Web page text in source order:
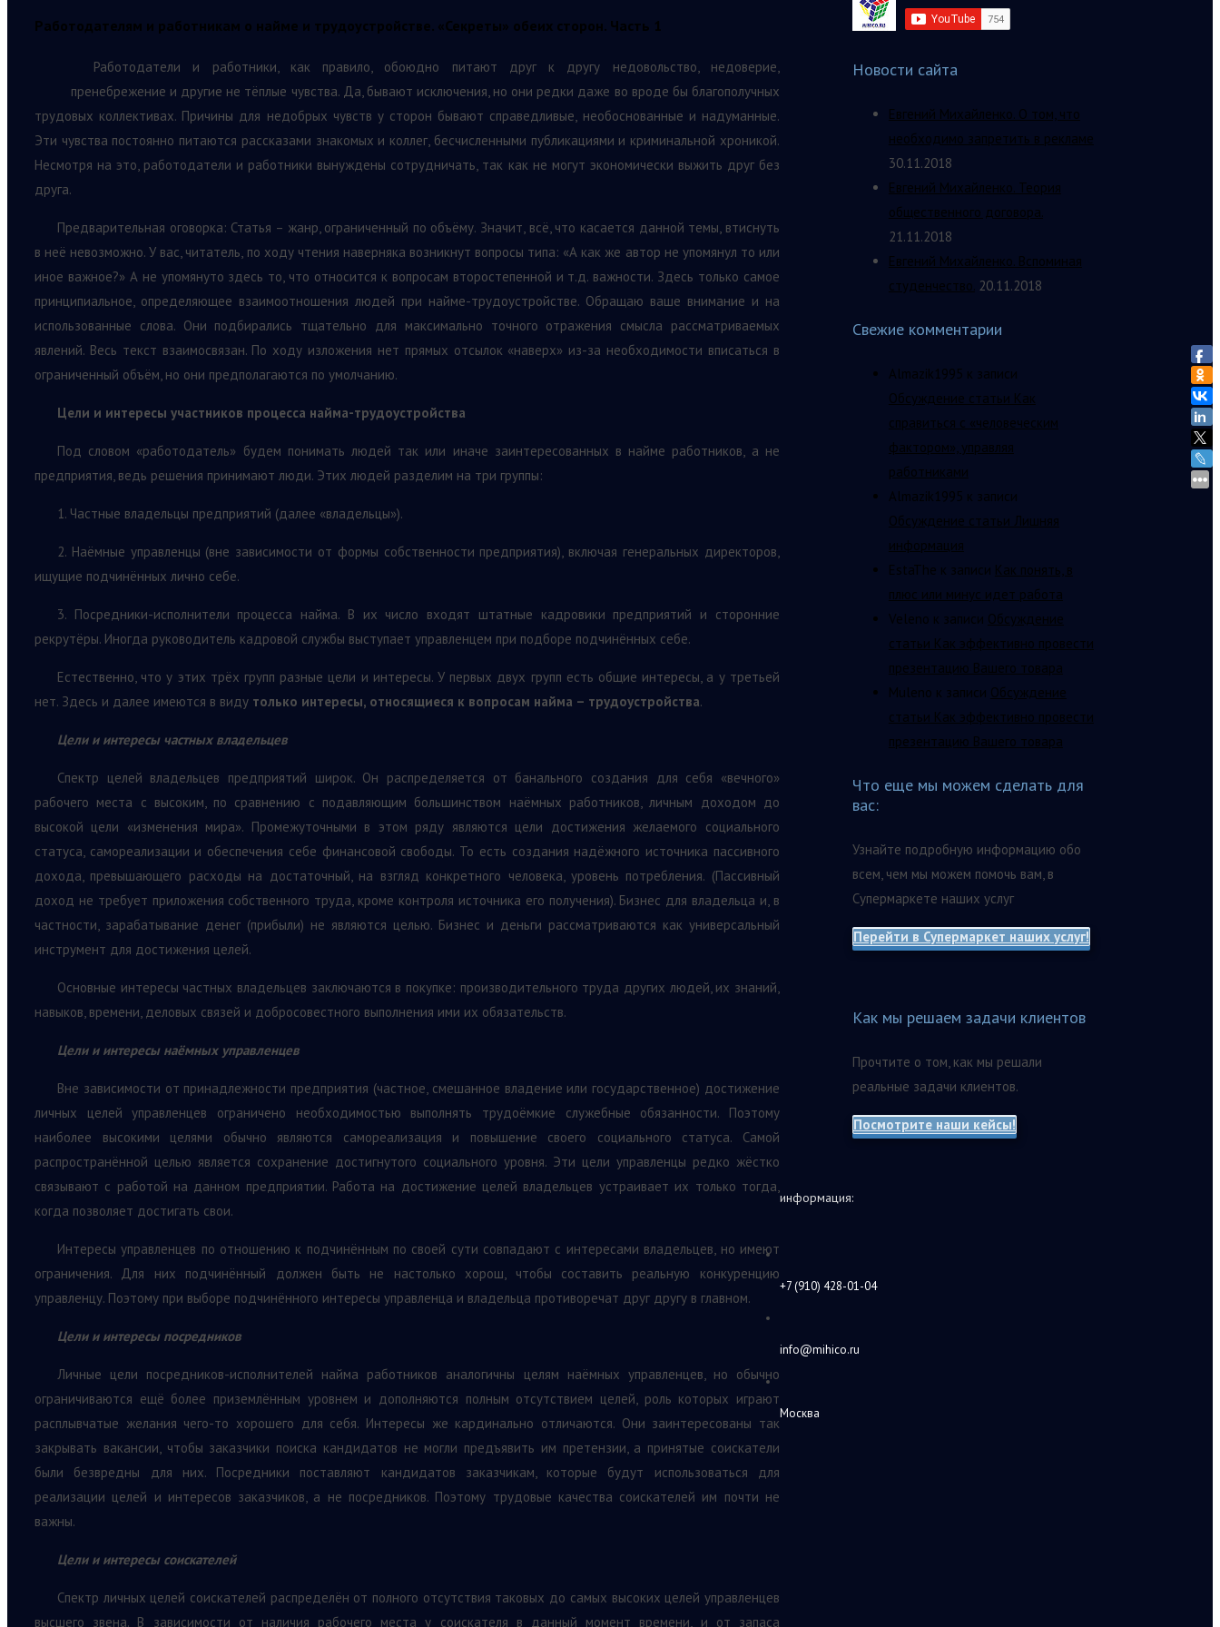
Работодателям и работникам о найме и трудоустройстве. «Секреты» обеих сторон. Часть 1
Работодатели и работники, как правило, обоюдно питают друг к другу недовольство, недоверие,
пренебрежение и другие не тёплые чувства. Да, бывают исключения, но они редки даже во вроде бы благополучных
трудовых коллективах. Причины для недобрых чувств у сторон бывают справедливые, необоснованные и надуманные.
Эти чувства постоянно питаются рассказами знакомых и коллег, бесчисленными публикациями и криминальной хроникой.
Несмотря на это, работодатели и работники вынуждены сотрудничать, так как не могут экономически выжить друг без
друга.
Предварительная оговорка: Статья – жанр, ограниченный по объёму. Значит, всё, что касается данной темы, втиснуть
в неё невозможно. У вас, читатель, по ходу чтения наверняка возникнут вопросы типа: «А как же автор не упомянул то или
иное важное?» А не упомянуто здесь то, что относится к вопросам второстепенной и т.д. важности. Здесь только самое
принципиальное, определяющее взаимоотношения людей при найме-трудоустройстве. Обращаю ваше внимание и на
использованные слова. Они подбирались тщательно для максимально точного отражения смысла рассматриваемых
явлений. Весь текст взаимосвязан. По ходу изложения нет прямых отсылок «наверх» из-за необходимости вписаться в
ограниченный объём, но они предполагаются по умолчанию.
Цели и интересы участников процесса найма-трудоустройства
Под словом «работодатель» будем понимать людей так или иначе заинтересованных в найме работников, а не
предприятия, ведь решения принимают люди. Этих людей разделим на три группы:
1. Частные владельцы предприятий (далее «владельцы»).
2. Наёмные управленцы (вне зависимости от формы собственности предприятия), включая генеральных директоров,
ищущие подчинённых лично себе.
3. Посредники-исполнители процесса найма. В их число входят штатные кадровики предприятий и сторонние
рекрутёры. Иногда руководитель кадровой службы выступает управленцем при подборе подчинённых себе.
Естественно, что у этих трёх групп разные цели и интересы. У первых двух групп есть общие интересы, а у третьей
нет. Здесь и далее имеются в виду только интересы, относящиеся к вопросам найма – трудоустройства.
Цели и интересы частных владельцев
Спектр целей владельцев предприятий широк. Он распределяется от банального создания для себя «вечного»
рабочего места с высоким, по сравнению с подавляющим большинством наёмных работников, личным доходом до
высокой цели «изменения мира». Промежуточными в этом ряду являются цели достижения желаемого социального
статуса, самореализации и обеспечения себе финансовой свободы. То есть создания надёжного источника пассивного
дохода, превышающего расходы на достаточный, на взгляд конкретного человека, уровень потребления. (Пассивный
доход не требует приложения собственного труда, кроме контроля источника его получения). Бизнес для владельца и, в
частности, зарабатывание денег (прибыли) не являются целью. Бизнес и деньги рассматриваются как универсальный
инструмент для достижения целей.
Основные интересы частных владельцев заключаются в покупке: производительного труда других людей, их знаний,
навыков, времени, деловых связей и добросовестного выполнения ими их обязательств.
Цели и интересы наёмных управленцев
Вне зависимости от принадлежности предприятия (частное, смешанное владение или государственное) достижение
личных целей управленцев ограничено необходимостью выполнять трудоёмкие служебные обязанности. Поэтому
наиболее высокими целями обычно являются самореализация и повышение своего социального статуса. Самой
распространённой целью является сохранение достигнутого социального уровня. Эти цели управленцы редко жёстко
связывают с работой на данном предприятии. Работа на достижение целей владельцев устраивает их только тогда,
когда позволяет достигать свои.
Интересы управленцев по отношению к подчинённым по своей сути совпадают с интересами владельцев, но имеют
ограничения. Для них подчинённый должен быть не настолько хорош, чтобы составить реальную конкуренцию
управленцу. Поэтому при выборе подчинённого интересы управленца и владельца противоречат друг другу в главном.
Цели и интересы посредников
Личные цели посредников-исполнителей найма работников аналогичны целям наёмных управленцев, но обычно
ограничиваются ещё более приземлённым уровнем и дополняются полным отсутствием целей, роль которых играют
расплывчатые желания чего-то хорошего для себя. Интересы же кардинально отличаются. Они заинтересованы так
закрывать вакансии, чтобы заказчики поиска кандидатов не могли предъявить им претензии, а принятые соискатели
были безвредны для них. Посредники поставляют кандидатов заказчикам, которые будут использоваться для
реализации целей и интересов заказчиков, а не посредников. Поэтому трудовые качества соискателей им почти не
важны.
Цели и интересы соискателей
Спектр личных целей соискателей распределён от полного отсутствия таковых до самых высоких целей управленцев
высшего звена. В зависимости от наличия рабочего места у соискателя в данный момент времени, и от запаса
Новости сайта
Евгений Михайленко. О том, что
необходимо запретить в рекламе
30.11.2018
Евгений Михайленко. Теория
общественного договора.
21.11.2018
Евгений Михайленко. Вспоминая
студенчество. 20.11.2018
Свежие комментарии
Almazik1995 к записи
Обсуждение статьи Как
справиться с «человеческим
фактором», управляя
работниками
Almazik1995 к записи
Обсуждение статьи Лишняя
информация
EstaThe к записи Как понять, в
плюс или минус идет работа
Veleno к записи Обсуждение
статьи Как эффективно провести
презентацию Вашего товара
Muleno к записи Обсуждение
статьи Как эффективно провести
презентацию Вашего товара
Что еще мы можем сделать для
вас:
Узнайте подробную информацию обо
всем, чем мы можем помочь вам, в
Супермаркете наших услуг
Перейти в Супермаркет наших услуг!
Как мы решаем задачи клиентов
Прочтите о том, как мы решали
реальные задачи клиентов.
Посмотрите наши кейсы!
информация:
+7 (910) 428-01-04
info@mihico.ru
Москва